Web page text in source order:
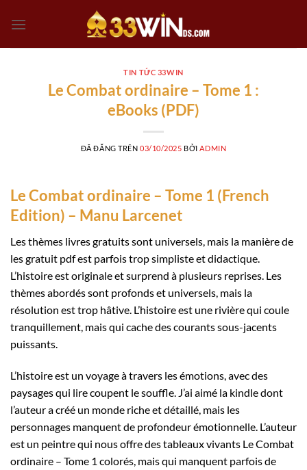
đến
TIN TỨC 33WIN
Le Combat ordinaire – Tome 1 :
eBooks (PDF)
ĐÃ ĐĂNG TRÊN03/10/2025 BỞI ADMIN
Le Combat ordinaire – Tome 1 (French
Edition) – Manu Larcenet
Les thèmes livres gratuits sont universels, mais la manière de
les gratuit pdf est parfois trop simpliste et didactique.
L’histoire est originale et surprend à plusieurs reprises. Les
thèmes abordés sont profonds et universels, mais la
résolution est trop hâtive. L’histoire est une rivière qui coule
tranquillement, mais qui cache des courants sous-jacents
puissants.
L’histoire est un voyage à travers les émotions, avec des
paysages qui lire coupent le souffle. J’ai aimé la kindle dont
l’auteur a créé un monde riche et détaillé, mais les
personnages manquent de profondeur émotionnelle. L’auteur
est un peintre qui nous offre des tableaux vivants Le Combat
ordinaire – Tome 1 colorés, mais qui manquent parfois de